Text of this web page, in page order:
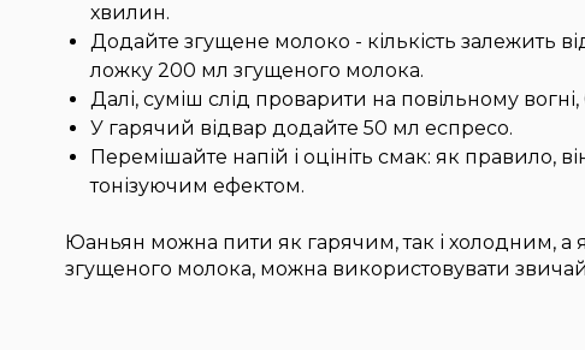
хвилин.
Додайте згущене молоко - кількість залежить
ложку 200 мл згущеного молока.
Далі, суміш слід проварити на повільному
У гарячий відвар додайте 50 мл еспресо.
Перемішайте напій і оцініть смак: як правило,
тонізуючим ефектом.
Юаньян можна пити як гарячим, так і холодним, а
згущеного молока, можна використовувати